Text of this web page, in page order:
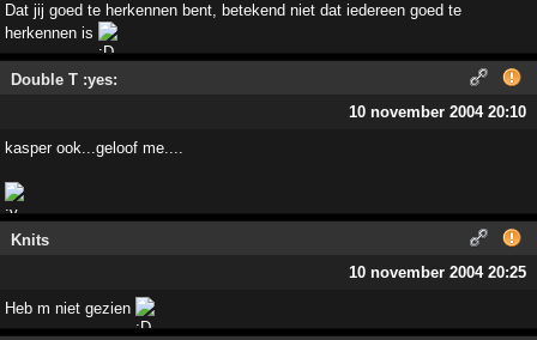
Dat jij goed te herkennen bent, betekend niet dat iedereen goed te
herkennen is
Double T :yes:
10 november 2004 20:10
kasper ook...geloof me....
Knits
10 november 2004 20:25
Heb m niet gezien